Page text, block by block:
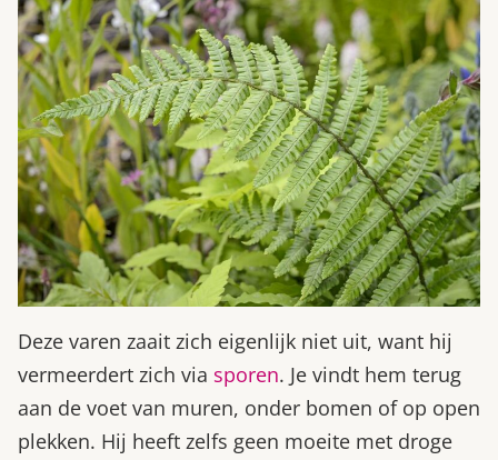
Deze varen zaait zich eigenlijk niet uit, want hij
vermeerdert zich via sporen. Je vindt hem terug
aan de voet van muren, onder bomen of op open
plekken. Hij heeft zelfs geen moeite met droge